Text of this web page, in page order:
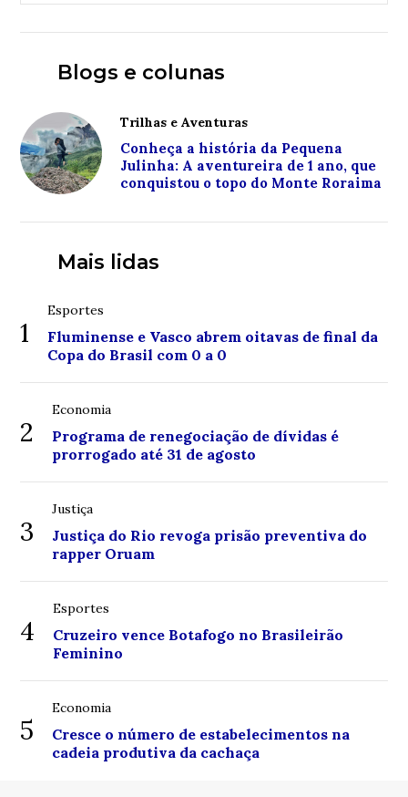
Blogs e colunas
Trilhas e Aventuras
Conheça a história da Pequena
Julinha: A aventureira de 1 ano, que
conquistou o topo do Monte Roraima
Mais lidas
1
Esportes
Fluminense e Vasco abrem oitavas de final da
Copa do Brasil com 0 a 0
2
Economia
Programa de renegociação de dívidas é
prorrogado até 31 de agosto
3
Justiça
Justiça do Rio revoga prisão preventiva do
rapper Oruam
4
Esportes
Cruzeiro vence Botafogo no Brasileirão
Feminino
5
Economia
Cresce o número de estabelecimentos na
cadeia produtiva da cachaça